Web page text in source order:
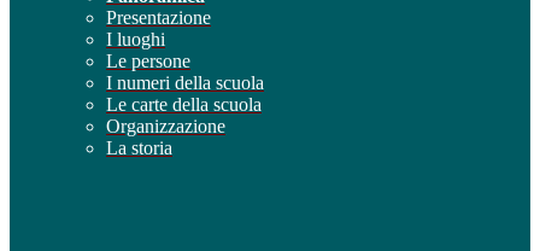
Presentazione
I luoghi
Le persone
I numeri della scuola
Le carte della scuola
Organizzazione
La storia